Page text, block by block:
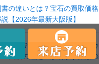
の違いとは？宝石の買取価
【2026年最新大阪版】
がる！？ダイヤの「黒い点（
？大阪の鑑定士が明かす減額の